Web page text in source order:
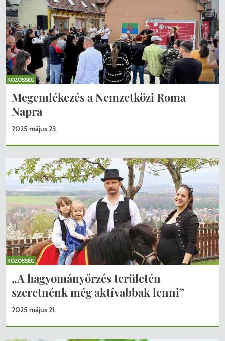
Megemlékezés a Nemzetközi Roma
Napra
2025 május 23.
KÖZÖSSÉG
„A hagyományőrzés területén
szeretnénk még aktívabbak lenni”
2025 május 21.
KÖZÖSSÉG